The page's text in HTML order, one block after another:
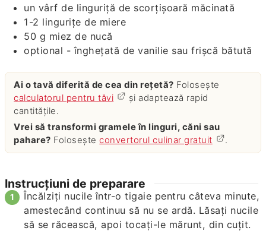
un vârf de linguriță de scorțișoară măcinată
1-2 lingurițede miere
50 g miez de nucă
optional - înghețată de vanilie sau frișcă bătută
Ai o tavă diferită de cea din rețetă? Folosește
calculatorul pentru tăvi
și adaptează rapid
cantitățile.
Vrei să transformi gramele în linguri, căni sau
pahare? Foloseșteconvertorul culinar gratuit .
Instrucțiuni de preparare
Încălziți nucile într-o tigaie pentru câteva minute,
amestecând continuu să nu se ardă. Lăsați nucile
să se răcească, apoi tocați-le mărunt, din cuțit.